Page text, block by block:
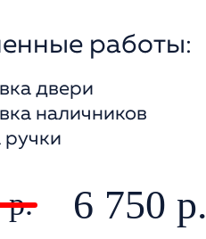
работы:
двери
наличников
ручки
р. 6 750 р.